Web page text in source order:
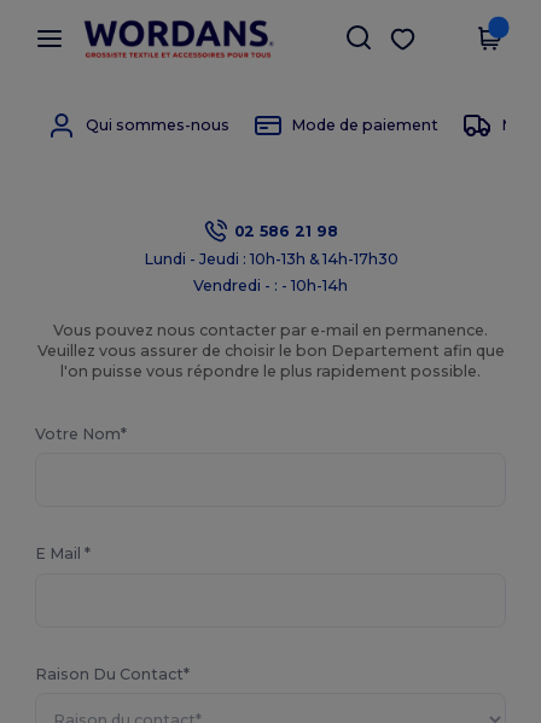
× Appli Wordans
Meilleurs prix sur l’app !
Obtenir l'appli
Qui sommes-nous Mode de paiement
02 586 21 98
Lundi - Jeudi : 10h-13h & 14h-17h30
Vendredi - : - 10h-14h
Vous pouvez nous contacter par e-mail en permanence.
Veuillez vous assurer de choisir le bon Departement afin que
l'on puisse vous répondre le plus rapidement possible.
Votre Nom*
E Mail *
Raison Du Contact*